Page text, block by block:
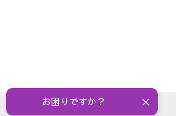
お困りですか？